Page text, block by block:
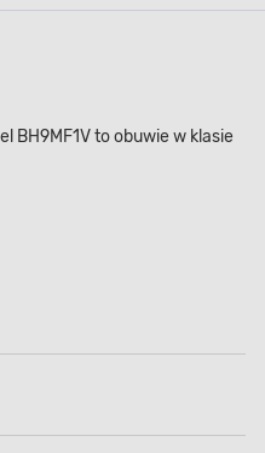
BH9MF1V to obuwie w klasie